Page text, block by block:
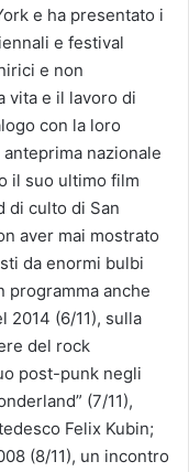
e ha presentato i
e festival
e non
vita e il lavoro di
con la loro
nazionale
il suo ultimo film
di culto di San
aver mai mostrato
da enormi bulbi
programma anche
2014 (6/11), sulla
del rock
post-punk negli
(7/11),
Felix Kubin;
(8/11), un incontro